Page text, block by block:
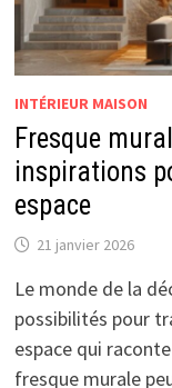
INTÉRIEUR MAISON
Fresque
inspirations
espace
21 janvier 2026
Le monde de la
possibilités pour
espace qui
fresque murale